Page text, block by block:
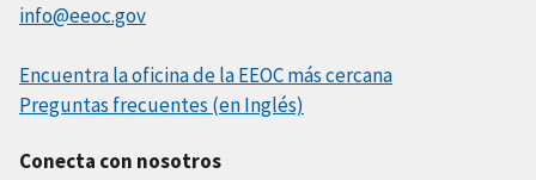
info@eeoc.gov
Encuentra la oficina de la EEOC más cercana
Preguntas frecuentes (en Inglés)
Conecta con nosotros